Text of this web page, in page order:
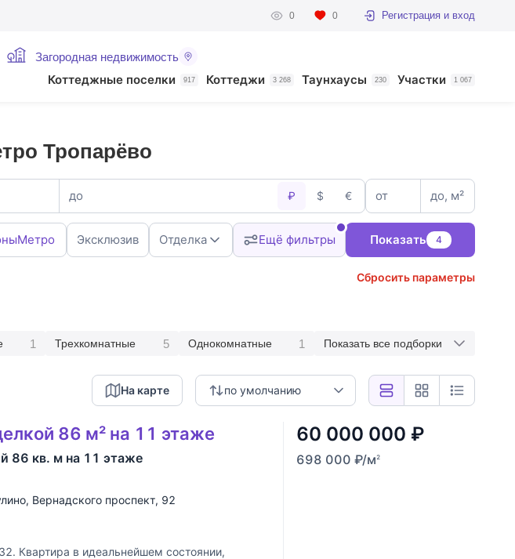
0 0 Регистрация и вход
Загородная недвижимость
Коттеджные поселки 917 Коттеджи 3 268 Таунхаусы 230 Участки 1 067
Тропарёво
до ₽ $ € от до, м²
Метро Эксклюзив Отделка Ещё фильтры Показать 4
Сбросить параметры
1 Трехкомнатные 5 Однокомнатные 1 Показать все подборки
по умолчанию
На карте
86 м² на 11 этаже
86 кв. м на 11 этаже
, Вернадского проспект, 92
Квартира в идеальнейшем состоянии,
60 000 000 ₽
698 000 ₽/м2